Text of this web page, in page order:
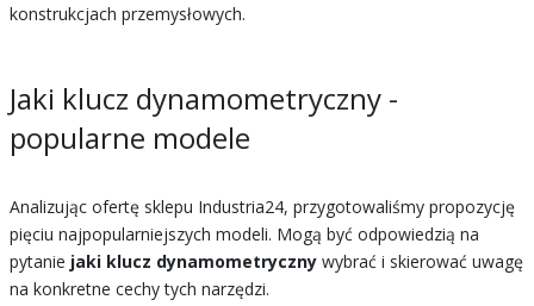
konstrukcjach przemysłowych.
Jaki klucz dynamometryczny -
popularne modele
Analizując ofertę sklepu Industria24, przygotowaliśmy propozycję
pięciu najpopularniejszych modeli. Mogą być odpowiedzią na
pytanie jaki klucz dynamometrycznywybrać i skierować uwagę
na konkretne cechy tych narzędzi.